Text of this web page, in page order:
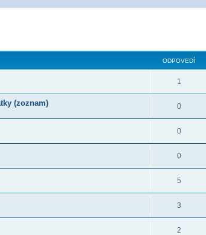
ODPOVEDÍ
1
(zoznam) 0
0
0
5
3
2